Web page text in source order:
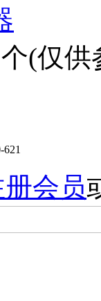
(仅供
621
会员